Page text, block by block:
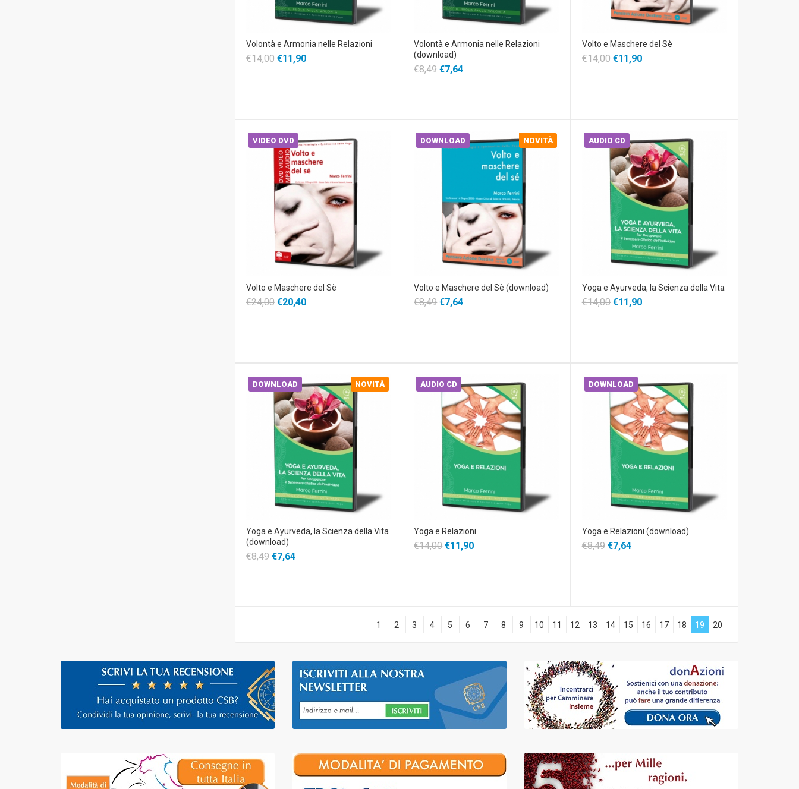
Volontà e Armonia nelle Relazioni
€14,00 €11,90
Volontà e Armonia nelle Relazioni
(download)
€8,49 €7,64
Volto e Maschere del Sè
€14,00 €11,90
VIDEO DVD
Volto e Maschere del Sè
€24,00 €20,40
DOWNLOAD NOVITÀ
Volto e Maschere del Sè (download)
€8,49 €7,64
AUDIO CD
Yoga e Ayurveda, la Scienza della Vita
€14,00 €11,90
DOWNLOAD NOVITÀ
Yoga e Ayurveda, la Scienza della Vita
(download)
€8,49 €7,64
AUDIO CD
Yoga e Relazioni
€14,00 €11,90
DOWNLOAD
Yoga e Relazioni (download)
€8,49 €7,64
1 2 3 4 5 6 7 8 9 10 11 12 13 14 15 16 17 18 19 20